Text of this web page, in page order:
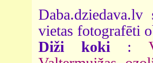
vietas fotografēti
Diži koki :